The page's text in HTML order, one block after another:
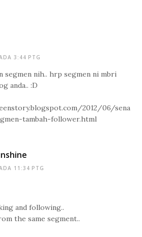
3:44 PTG
segmen nih.. hrp segmen ni mbri
anda.. :D
2012/06/sena
tambah-follower.html
11:34 PTG
and following..
the same segment..